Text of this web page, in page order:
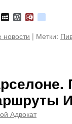
PinterestMySpaceWordPress
Diary.Ru
| Метки:
Адвокат